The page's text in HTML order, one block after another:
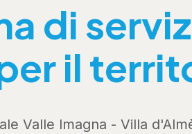
di
il
Valle Imagna - Villa